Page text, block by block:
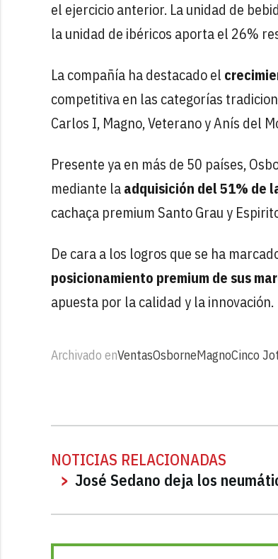
el ejercicio anterior. La unidad de
la unidad de ibéricos aporta el 26%
La compañía ha destacado el
competitiva en las categorías
Carlos I, Magno, Veterano y Anís del
Presente ya en más de 50 países,
mediante laadquisición del 51% de
cachaça premium Santo Grau y
De cara a los logros que se ha
posicionamiento premium de sus
apuesta por la calidad y la innovación.
Archivado enVentasOsborneMagnoCinco
NOTICIAS RELACIONADAS
José Sedano deja los